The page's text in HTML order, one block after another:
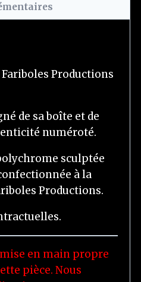
Productions
de sa boîte et de
numéroté.
sculptée
à la
Productions.
en main propre
pièce. Nous